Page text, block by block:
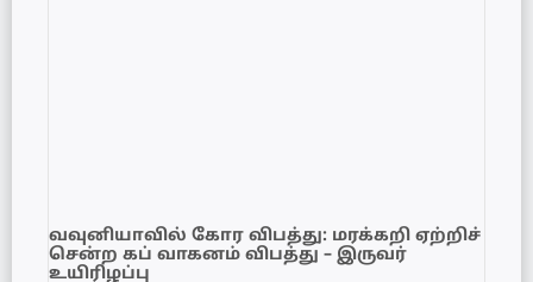
வவுனியாவில் கோர விபத்து: மரக்கறி ஏற்றிச்
சென்ற கப் வாகனம் விபத்து – இருவர்
உயிரிழப்பு